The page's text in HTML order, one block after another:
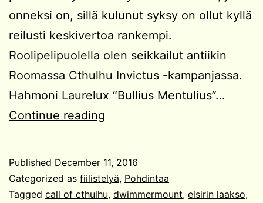
onneksi on, sillä kulunut syksy on ollut kyllä
reilusti keskivertoa rankempi.
Roolipelipuolella olen seikkailut antiikin
Roomassa Cthulhu Invictus -kampanjassa.
Hahmoni Laurelux “Bullius Mentulius”…
Continue reading
vastaan!
Published December 11, 2016
Categorized as fiilistelyä, Pohdintaa
Tagged call of cthulhu, dwimmermount, elsirin laakso,